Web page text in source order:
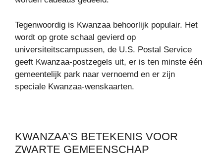
Tegenwoordig is Kwanzaa behoorlijk populair. Het
wordt op grote schaal gevierd op
universiteitscampussen, de U.S. Postal Service
geeft Kwanzaa-postzegels uit, er is ten minste één
gemeentelijk park naar vernoemd en er zijn
speciale Kwanzaa-wenskaarten.
KWANZAA’S BETEKENIS VOOR
ZWARTE GEMEENSCHAP